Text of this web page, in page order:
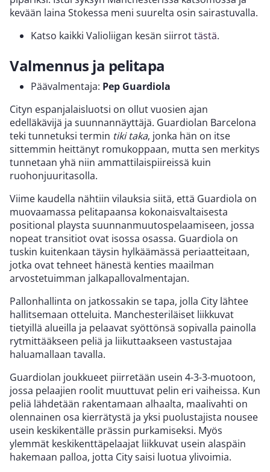
kevään laina Stokessa meni suurelta osin sairastuvalla.
Katso kaikki Valioliigan kesän siirrottästä.
Valmennus ja pelitapa
Päävalmentaja: Pep Guardiola
Cityn espanjalaisluotsi on ollut vuosien ajan
edelläkävijä ja suunnannäyttäjä. Guardiolan Barcelona
teki tunnetuksi termin tiki taka, jonka hän on itse
sittemmin heittänyt romukoppaan, mutta sen merkitys
tunnetaan yhä niin ammattilaispiireissä kuin
ruohonjuuritasolla.
Viime kaudella nähtiin vilauksia siitä, että Guardiola on
muovaamassa pelitapaansa kokonaisvaltaisesta
positional playsta suunnanmuutospelaamiseen, jossa
nopeat transitiot ovat isossa osassa. Guardiola on
tuskin kuitenkaan täysin hylkäämässä periaatteitaan,
jotka ovat tehneet hänestä kenties maailman
arvostetuimman jalkapallovalmentajan.
Pallonhallinta on jatkossakin se tapa, jolla City lähtee
hallitsemaan otteluita. Manchesteriläiset liikkuvat
tietyillä alueilla ja pelaavat syöttönsä sopivalla painolla
rytmittääkseen peliä ja liikuttaakseen vastustajaa
haluamallaan tavalla.
Guardiolan joukkueet piirretään usein 4-3-3-muotoon,
jossa pelaajien roolit muuttuvat pelin eri vaiheissa. Kun
peliä lähdetään rakentamaan alhaalta, maalivahti on
olennainen osa kierrätystä ja yksi puolustajista nousee
usein keskikentälle prässin purkamiseksi. Myös
ylemmät keskikenttäpelaajat liikkuvat usein alaspäin
hakemaan palloa, jotta City saisi luotua ylivoimia.